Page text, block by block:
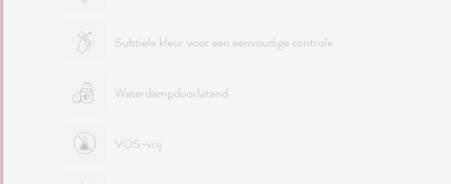
Subtiele kleur voor een eenvoudige controle
Waterdampdoorlatend
VOS-vrij